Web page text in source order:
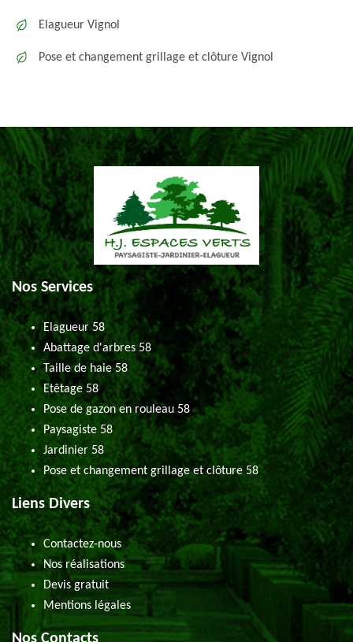
Elagueur Vignol
Pose et changement grillage et clôture Vignol
Nos Services
Elagueur 58
Abattage d'arbres 58
Taille de haie 58
Etêtage 58
Pose de gazon en rouleau 58
Paysagiste 58
Jardinier 58
Pose et changement grillage et clôture 58
Liens Divers
Contactez-nous
Nos réalisations
Devis gratuit
Mentions légales
Nos Contacts